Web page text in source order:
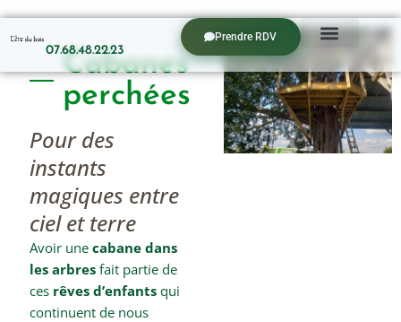
Aller
contenu07.68.48.22.23
Prendre RDV
Cabanes
perchées
Pour des
instants
magiques entre
ciel et terre
Avoir unecabane dans
les arbres fait partie de
ces rêves d’enfantsqui
continuent de nous